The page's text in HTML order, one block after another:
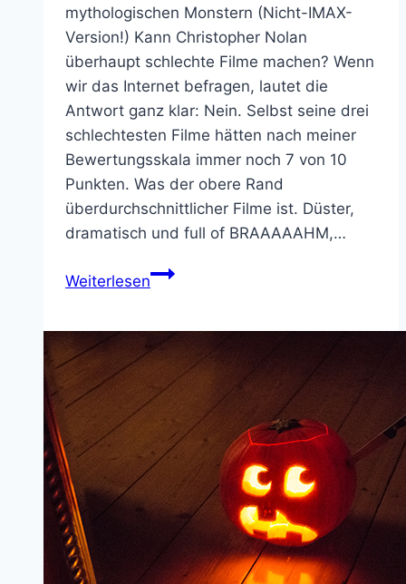
mythologischen Monstern (Nicht-IMAX-
Version!) Kann Christopher Nolan
überhaupt schlechte Filme machen? Wenn
wir das Internet befragen, lautet die
Antwort ganz klar: Nein. Selbst seine drei
schlechtesten Filme hätten nach meiner
Bewertungsskala immer noch 7 von 10
Punkten. Was der obere Rand
überdurchschnittlicher Filme ist. Düster,
dramatisch und full of BRAAAAAHM,…
WeiterlesenNolans
ein
spiritueller
Horrortrip